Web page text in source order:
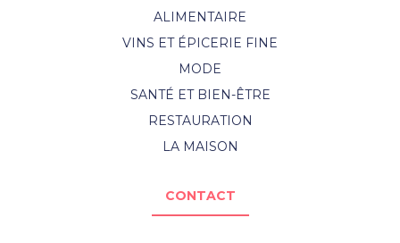
ALIMENTAIRE
VINS ET ÉPICERIE FINE
MODE
SANTÉ ET BIEN-ÊTRE
RESTAURATION
LA MAISON
CONTACT